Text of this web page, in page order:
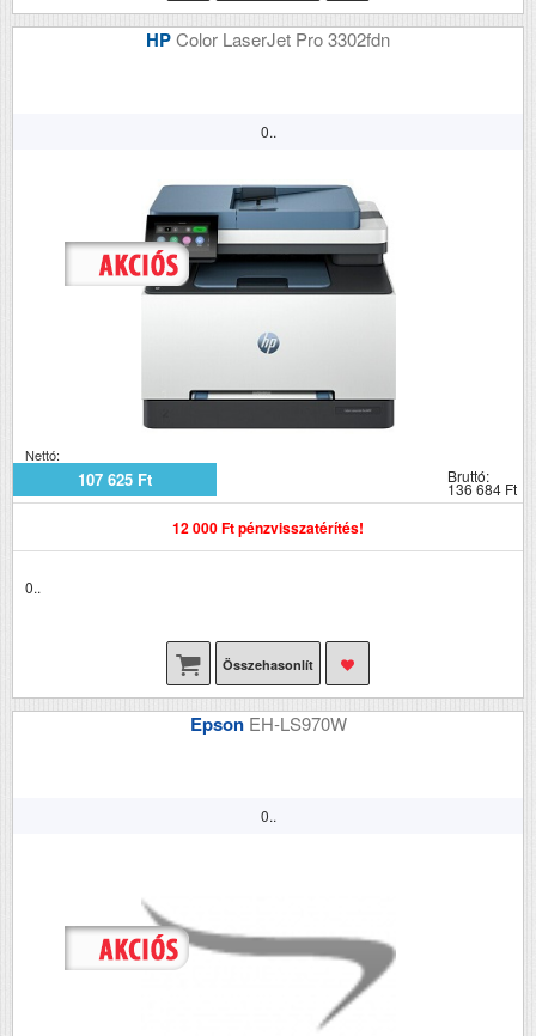
HPColor LaserJet Pro 3302fdn
0..
Nettó:
107 625 Ft Bruttó:
136 684 Ft
12 000 Ft pénzvisszatérítés!
0..
Összehasonlít
Epson EH-LS970W
0..